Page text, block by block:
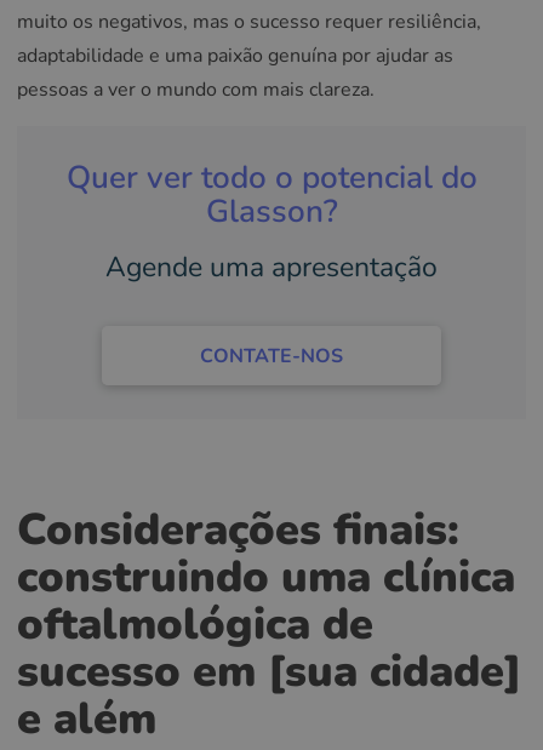
muito os negativos, mas o sucesso requer resiliência,
adaptabilidade e uma paixão genuína por ajudar as
pessoas a ver o mundo com mais clareza.
Quer ver todo o potencial do
Glasson?
Agende uma apresentação
CONTATE-NOS
Considerações finais:
construindo uma clínica
oftalmológica de
sucesso em [sua cidade]
e além